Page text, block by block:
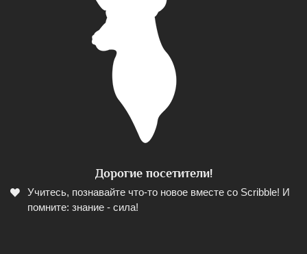
Дорогие посетители!
Учитесь, познавайте что-то новое вместе со Scribble! И
помните: знание - сила!